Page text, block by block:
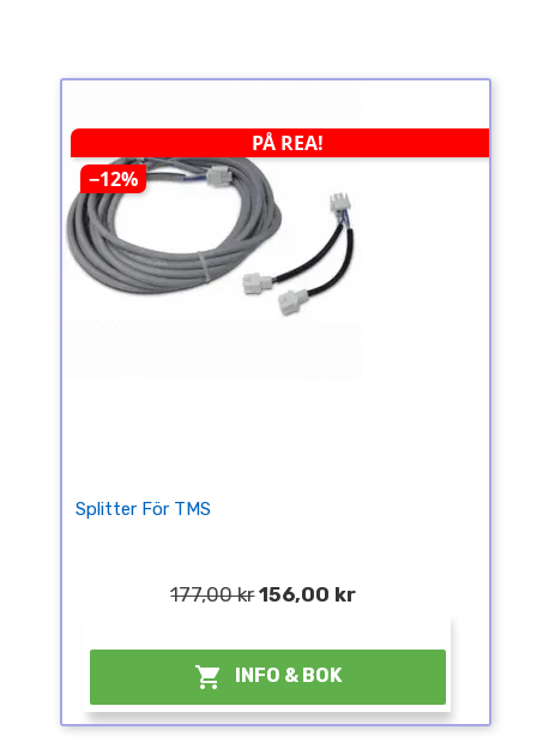
PÅ REA!
−12%
Splitter För TMS
177,00 kr 156,00 kr
 INFO & BOK